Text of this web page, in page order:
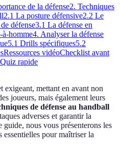
de la défense2. Techniques
2.1 La posture défensive2.2 Le
défense3.1 La défense en
à-homme4. Analyser la défense
5.1 Drills spécifiques5.2
Ressources vidéoChecklist avant
Quiz rapide
exigeant, mettant en avant non
joueurs, mais également leurs
de défense au handball
adverses et garantir la
nous vous présenterons les
essentielles pour maîtriser la